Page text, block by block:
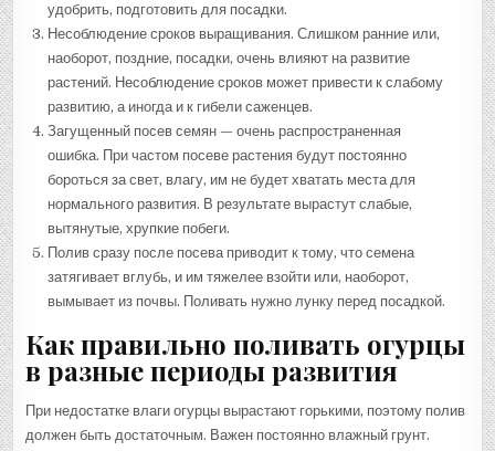
удобрить, подготовить для посадки.
Несоблюдение сроков выращивания. Слишком ранние или,
наоборот, поздние, посадки, очень влияют на развитие
растений. Несоблюдение сроков может привести к слабому
развитию, а иногда и к гибели саженцев.
Загущенный посев семян — очень распространенная
ошибка. При частом посеве растения будут постоянно
бороться за свет, влагу, им не будет хватать места для
нормального развития. В результате вырастут слабые,
вытянутые, хрупкие побеги.
Полив сразу после посева приводит к тому, что семена
затягивает вглубь, и им тяжелее взойти или, наоборот,
вымывает из почвы. Поливать нужно лунку перед посадкой.
Как правильно поливать огурцы
в разные периоды развития
При недостатке влаги огурцы вырастают горькими, поэтому полив
должен быть достаточным. Важен постоянно влажный грунт.